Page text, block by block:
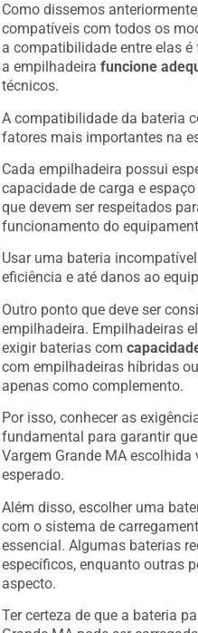
Como dissemos
compatíveis com todos os
a compatibilidade entre elas
a empilhadeirafuncione
técnicos.
A compatibilidade da bateria
fatores mais importantes na
Cada empilhadeira possui
capacidade de carga e
que devem ser respeitados
funcionamento do
Usar uma bateria
eficiência e até danos ao
Outro ponto que deve ser
empilhadeira. Empilhadeiras
exigir baterias com
com empilhadeiras híbridas
apenas como complemento.
Por isso, conhecer as
fundamental para garantir
Vargem Grande MA
esperado.
Além disso, escolher uma
com o sistema de
essencial. Algumas baterias
específicos, enquanto outras
aspecto.
Ter certeza de que a bateria